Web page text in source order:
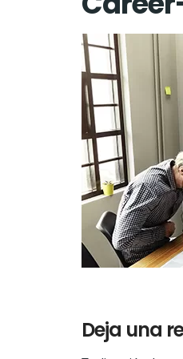
Deja una